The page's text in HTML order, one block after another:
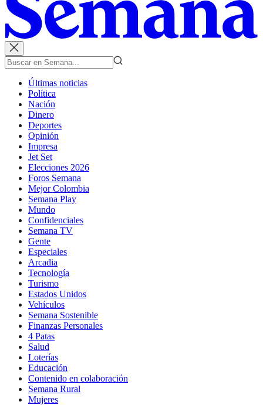
Últimas noticias
Política
Nación
Dinero
Deportes
Opinión
Impresa
Jet Set
Elecciones 2026
Foros Semana
Mejor Colombia
Semana Play
Mundo
Confidenciales
Semana TV
Gente
Especiales
Arcadia
Tecnología
Turismo
Estados Unidos
Vehículos
Semana Sostenible
Finanzas Personales
4 Patas
Salud
Loterías
Educación
Contenido en colaboración
Semana Rural
Mujeres